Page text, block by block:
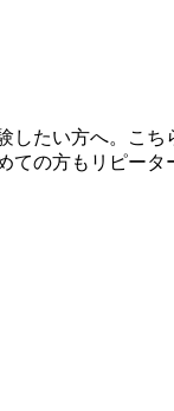
たい方へ。こ
の方もリピー